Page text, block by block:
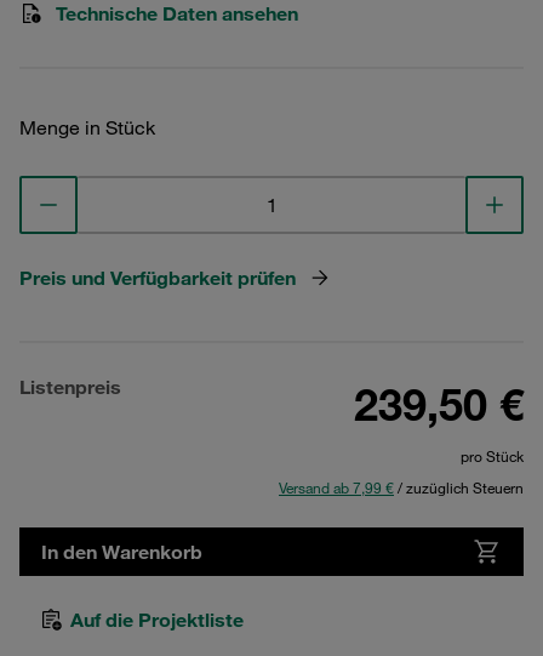
Technische Daten ansehen
Menge in Stück
Preis und Verfügbarkeit prüfen
Listenpreis 239,50 €
pro Stück
Versand ab 7,99 €/ zuzüglich Steuern
In den Warenkorb
Auf die Projektliste